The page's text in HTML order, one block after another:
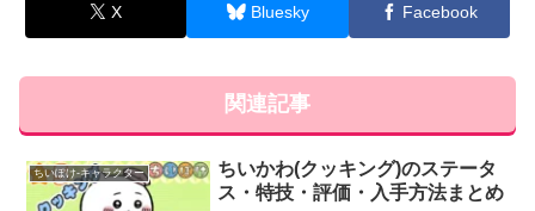
X Bluesky Facebook
関連記事
ちいぽけ-キャラクター
ちいかわ(クッキング)のステータ
ス・特技・評価・入手方法まとめ